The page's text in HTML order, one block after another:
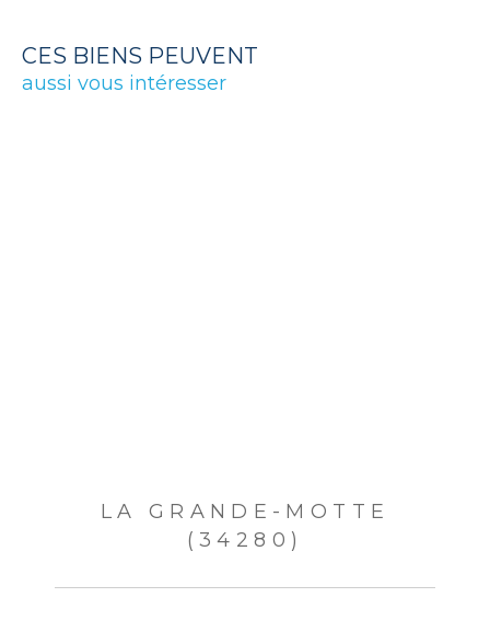
CES BIENS PEUVENT
aussi vous intéresser
LA GRANDE-MOTTE
(34280)